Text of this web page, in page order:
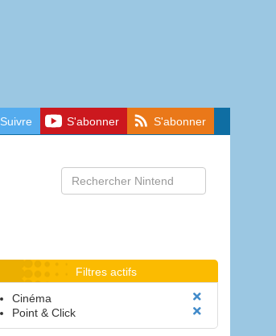
Suivre S'abonner S'abonner
Filtres actifs
Cinéma
Point & Click